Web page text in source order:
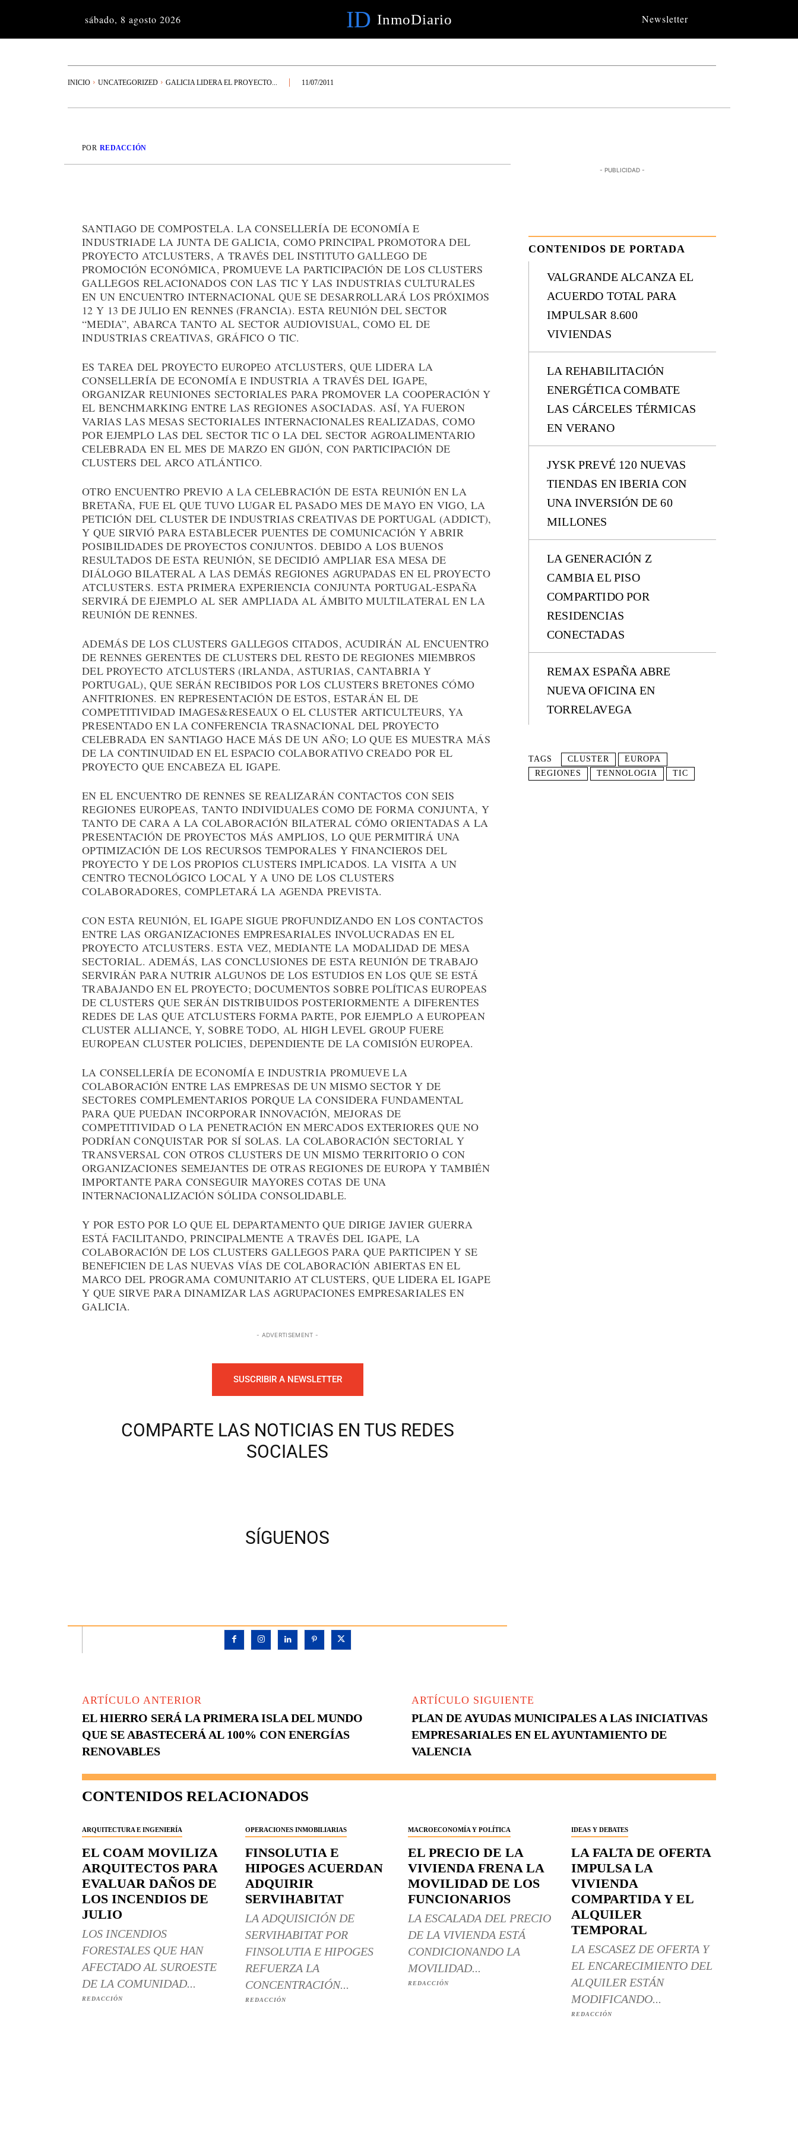
sábado, 8 agosto 2026 ID InmoDiario Newsletter
INICIO UNCATEGORIZED GALICIA LIDERA EL PROYECTO... 11/07/2011
POR REDACCIÓN
SANTIAGO DE COMPOSTELA. LA CONSELLERÍA DE ECONOMÍA E
INDUSTRIADE LA JUNTA DE GALICIA, COMO PRINCIPAL PROMOTORA DEL
PROYECTO ATCLUSTERS, A TRAVÉS DEL INSTITUTO GALLEGO DE
PROMOCIÓN ECONÓMICA, PROMUEVE LA PARTICIPACIÓN DE LOS CLUSTERS
GALLEGOS RELACIONADOS CON LAS TIC Y LAS INDUSTRIAS CULTURALES
EN UN ENCUENTRO INTERNACIONAL QUE SE DESARROLLARÁ LOS PRÓXIMOS
12 Y 13 DE JULIO EN RENNES (FRANCIA). ESTA REUNIÓN DEL SECTOR
“MEDIA”, ABARCA TANTO AL SECTOR AUDIOVISUAL, COMO EL DE
INDUSTRIAS CREATIVAS, GRÁFICO O TIC.
ES TAREA DEL PROYECTO EUROPEO ATCLUSTERS, QUE LIDERA LA
CONSELLERÍA DE ECONOMÍA E INDUSTRIA A TRAVÉS DEL IGAPE,
ORGANIZAR REUNIONES SECTORIALES PARA PROMOVER LA COOPERACIÓN Y
EL BENCHMARKING ENTRE LAS REGIONES ASOCIADAS. ASÍ, YA FUERON
VARIAS LAS MESAS SECTORIALES INTERNACIONALES REALIZADAS, COMO
POR EJEMPLO LAS DEL SECTOR TIC O LA DEL SECTOR AGROALIMENTARIO
CELEBRADA EN EL MES DE MARZO EN GIJÓN, CON PARTICIPACIÓN DE
CLUSTERS DEL ARCO ATLÁNTICO.
OTRO ENCUENTRO PREVIO A LA CELEBRACIÓN DE ESTA REUNIÓN EN LA
BRETAÑA, FUE EL QUE TUVO LUGAR EL PASADO MES DE MAYO EN VIGO, LA
PETICIÓN DEL CLUSTER DE INDUSTRIAS CREATIVAS DE PORTUGAL (ADDICT),
Y QUE SIRVIÓ PARA ESTABLECER PUENTES DE COMUNICACIÓN Y ABRIR
POSIBILIDADES DE PROYECTOS CONJUNTOS. DEBIDO A LOS BUENOS
RESULTADOS DE ESTA REUNIÓN, SE DECIDIÓ AMPLIAR ESA MESA DE
DIÁLOGO BILATERAL A LAS DEMÁS REGIONES AGRUPADAS EN EL PROYECTO
ATCLUSTERS. ESTA PRIMERA EXPERIENCIA CONJUNTA PORTUGAL-ESPAÑA
SERVIRÁ DE EJEMPLO AL SER AMPLIADA AL ÁMBITO MULTILATERAL EN LA
REUNIÓN DE RENNES.
ADEMÁS DE LOS CLUSTERS GALLEGOS CITADOS, ACUDIRÁN AL ENCUENTRO
DE RENNES GERENTES DE CLUSTERS DEL RESTO DE REGIONES MIEMBROS
DEL PROYECTO ATCLUSTERS (IRLANDA, ASTURIAS, CANTABRIA Y
PORTUGAL), QUE SERÁN RECIBIDOS POR LOS CLUSTERS BRETONES CÓMO
ANFITRIONES. EN REPRESENTACIÓN DE ESTOS, ESTARÁN EL DE
COMPETITIVIDAD IMAGES&RESEAUX O EL CLUSTER ARTICULTEURS, YA
PRESENTADO EN LA CONFERENCIA TRASNACIONAL DEL PROYECTO
CELEBRADA EN SANTIAGO HACE MÁS DE UN AÑO; LO QUE ES MUESTRA MÁS
DE LA CONTINUIDAD EN EL ESPACIO COLABORATIVO CREADO POR EL
PROYECTO QUE ENCABEZA EL IGAPE.
EN EL ENCUENTRO DE RENNES SE REALIZARÁN CONTACTOS CON SEIS
REGIONES EUROPEAS, TANTO INDIVIDUALES COMO DE FORMA CONJUNTA, Y
TANTO DE CARA A LA COLABORACIÓN BILATERAL CÓMO ORIENTADAS A LA
PRESENTACIÓN DE PROYECTOS MÁS AMPLIOS, LO QUE PERMITIRÁ UNA
OPTIMIZACIÓN DE LOS RECURSOS TEMPORALES Y FINANCIEROS DEL
PROYECTO Y DE LOS PROPIOS CLUSTERS IMPLICADOS. LA VISITA A UN
CENTRO TECNOLÓGICO LOCAL Y A UNO DE LOS CLUSTERS
COLABORADORES, COMPLETARÁ LA AGENDA PREVISTA.
CON ESTA REUNIÓN, EL IGAPE SIGUE PROFUNDIZANDO EN LOS CONTACTOS
ENTRE LAS ORGANIZACIONES EMPRESARIALES INVOLUCRADAS EN EL
PROYECTO ATCLUSTERS. ESTA VEZ, MEDIANTE LA MODALIDAD DE MESA
SECTORIAL. ADEMÁS, LAS CONCLUSIONES DE ESTA REUNIÓN DE TRABAJO
SERVIRÁN PARA NUTRIR ALGUNOS DE LOS ESTUDIOS EN LOS QUE SE ESTÁ
TRABAJANDO EN EL PROYECTO; DOCUMENTOS SOBRE POLÍTICAS EUROPEAS
DE CLUSTERS QUE SERÁN DISTRIBUIDOS POSTERIORMENTE A DIFERENTES
REDES DE LAS QUE ATCLUSTERS FORMA PARTE, POR EJEMPLO A EUROPEAN
CLUSTER ALLIANCE, Y, SOBRE TODO, AL HIGH LEVEL GROUP FUERE
EUROPEAN CLUSTER POLICIES, DEPENDIENTE DE LA COMISIÓN EUROPEA.
LA CONSELLERÍA DE ECONOMÍA E INDUSTRIA PROMUEVE LA
COLABORACIÓN ENTRE LAS EMPRESAS DE UN MISMO SECTOR Y DE
SECTORES COMPLEMENTARIOS PORQUE LA CONSIDERA FUNDAMENTAL
PARA QUE PUEDAN INCORPORAR INNOVACIÓN, MEJORAS DE
COMPETITIVIDAD O LA PENETRACIÓN EN MERCADOS EXTERIORES QUE NO
PODRÍAN CONQUISTAR POR SÍ SOLAS. LA COLABORACIÓN SECTORIAL Y
TRANSVERSAL CON OTROS CLUSTERS DE UN MISMO TERRITORIO O CON
ORGANIZACIONES SEMEJANTES DE OTRAS REGIONES DE EUROPA Y TAMBIÉN
IMPORTANTE PARA CONSEGUIR MAYORES COTAS DE UNA
INTERNACIONALIZACIÓN SÓLIDA CONSOLIDABLE.
Y POR ESTO POR LO QUE EL DEPARTAMENTO QUE DIRIGE JAVIER GUERRA
ESTÁ FACILITANDO, PRINCIPALMENTE A TRAVÉS DEL IGAPE, LA
COLABORACIÓN DE LOS CLUSTERS GALLEGOS PARA QUE PARTICIPEN Y SE
BENEFICIEN DE LAS NUEVAS VÍAS DE COLABORACIÓN ABIERTAS EN EL
MARCO DEL PROGRAMA COMUNITARIO AT CLUSTERS, QUE LIDERA EL IGAPE
Y QUE SIRVE PARA DINAMIZAR LAS AGRUPACIONES EMPRESARIALES EN
GALICIA.
- ADVERTISEMENT -
SUSCRIBIR A NEWSLETTER
COMPARTE LAS NOTICIAS EN TUS REDES
SOCIALES
SÍGUENOS
- PUBLICIDAD -
CONTENIDOS DE PORTADA
VALGRANDE ALCANZA EL
ACUERDO TOTAL PARA
IMPULSAR 8.600
VIVIENDAS
LA REHABILITACIÓN
ENERGÉTICA COMBATE
LAS CÁRCELES TÉRMICAS
EN VERANO
JYSK PREVÉ 120 NUEVAS
TIENDAS EN IBERIA CON
UNA INVERSIÓN DE 60
MILLONES
LA GENERACIÓN Z
CAMBIA EL PISO
COMPARTIDO POR
RESIDENCIAS
CONECTADAS
REMAX ESPAÑA ABRE
NUEVA OFICINA EN
TORRELAVEGA
TAGS CLUSTER
EUROPA
REGIONES
TENNOLOGIA TIC
ARTÍCULO ANTERIOR
EL HIERRO SERÁ LA PRIMERA ISLA DEL MUNDO
QUE SE ABASTECERÁ AL 100% CON ENERGÍAS
RENOVABLES
ARTÍCULO SIGUIENTE
PLAN DE AYUDAS MUNICIPALES A LAS INICIATIVAS
EMPRESARIALES EN EL AYUNTAMIENTO DE
VALENCIA
CONTENIDOS RELACIONADOS
ARQUITECTURA E INGENIERÍA
EL COAM MOVILIZA
ARQUITECTOS PARA
EVALUAR DAÑOS DE
LOS INCENDIOS DE
JULIO
LOS INCENDIOS
FORESTALES QUE HAN
AFECTADO AL SUROESTE
DE LA COMUNIDAD...
REDACCIÓN
OPERACIONES INMOBILIARIAS
FINSOLUTIA E
HIPOGES ACUERDAN
ADQUIRIR
SERVIHABITAT
LA ADQUISICIÓN DE
SERVIHABITAT POR
FINSOLUTIA E HIPOGES
REFUERZA LA
CONCENTRACIÓN...
REDACCIÓN
MACROECONOMÍA Y POLÍTICA
EL PRECIO DE LA
VIVIENDA FRENA LA
MOVILIDAD DE LOS
FUNCIONARIOS
LA ESCALADA DEL PRECIO
DE LA VIVIENDA ESTÁ
CONDICIONANDO LA
MOVILIDAD...
REDACCIÓN
IDEAS Y DEBATES
LA FALTA DE OFERTA
IMPULSA LA
VIVIENDA
COMPARTIDA Y EL
ALQUILER
TEMPORAL
LA ESCASEZ DE OFERTA Y
EL ENCARECIMIENTO DEL
ALQUILER ESTÁN
MODIFICANDO...
REDACCIÓN